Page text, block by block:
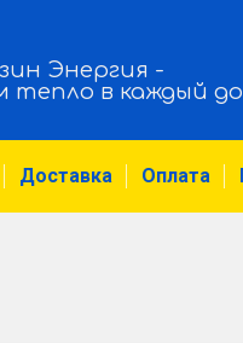
Энергия -
тепло в каждый
Доставка Оплата